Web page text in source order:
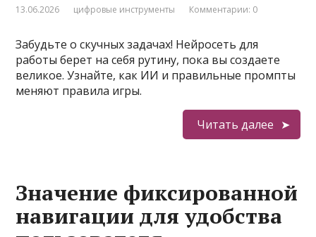
13.06.2026 цифровые инструменты Комментарии: 0
Забудьте о скучных задачах! Нейросеть для
работы берет на себя рутину, пока вы создаете
великое. Узнайте, как ИИ и правильные промпты
меняют правила игры.
Читать далее
Значение фиксированной
навигации для удобства